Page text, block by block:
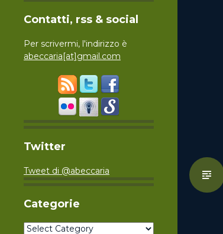
Contatti, rss & social
Per scrivermi, l'indirizzo è
abeccaria[at]gmail.com
Twitter
Tweet di @abeccaria
Categorie
Categorie